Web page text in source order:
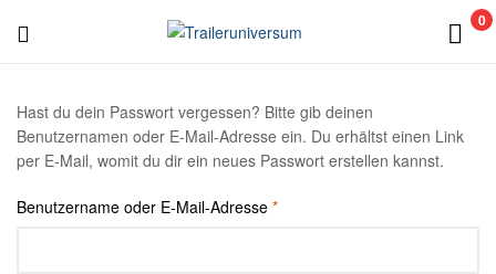
0
Hast du dein Passwort vergessen? Bitte gib deinen
Benutzernamen oder E-Mail-Adresse ein. Du erhältst einen Link
per E-Mail, womit du dir ein neues Passwort erstellen kannst.
Benutzername oder E-Mail-Adresse *